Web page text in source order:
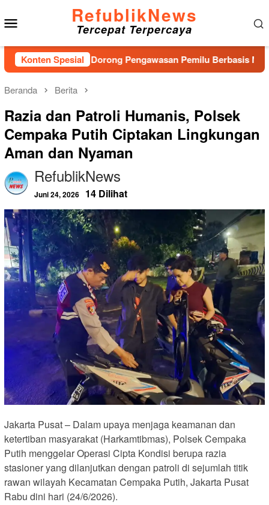
ke
konten
RefublikNews
Tercepat Terpercaya
Konten Spesial
Dorong Pengawasan Pemilu Berbasis Masyarakat
Beranda Berita
Razia dan Patroli Humanis, Polsek
Cempaka Putih Ciptakan Lingkungan
Aman dan Nyaman
RefublikNews
Juni 24, 2026 14 Dilihat
Jakarta Pusat – Dalam upaya menjaga keamanan dan
ketertiban masyarakat (Harkamtibmas), Polsek Cempaka
Putih menggelar Operasi Cipta Kondisi berupa razia
stasioner yang dilanjutkan dengan patroli di sejumlah titik
rawan wilayah Kecamatan Cempaka Putih, Jakarta Pusat
Rabu dini hari (24/6/2026).